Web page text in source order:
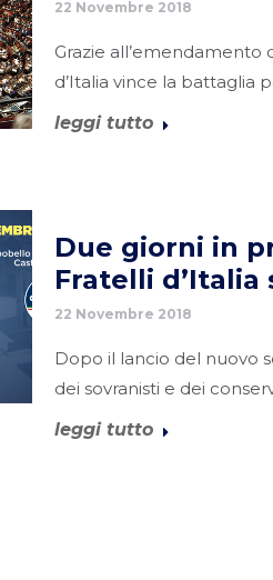
22 Novembre 2018
Grazie
d’Italia vince la battaglia
leggi tutto
Due giorni in
Fratelli
22 Novembre 2018
Dopo il lancio del nuovo
dei sovranisti e dei
leggi tutto